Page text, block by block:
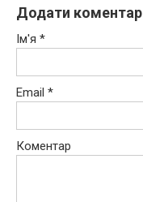
Додати коментар
Ім'я *
Email *
Коментар